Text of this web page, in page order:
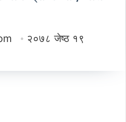
२०७८ जेष्ठ १९